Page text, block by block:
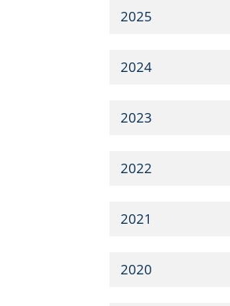
2025
2024
2023
2022
2021
2020